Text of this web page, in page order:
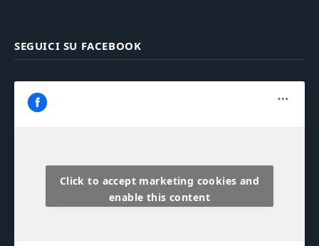
SEGUICI SU FACEBOOK
Click to accept marketing cookies and
enable this content